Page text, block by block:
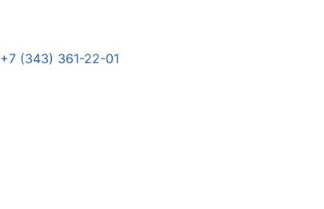
+7 (343) 361-22-01